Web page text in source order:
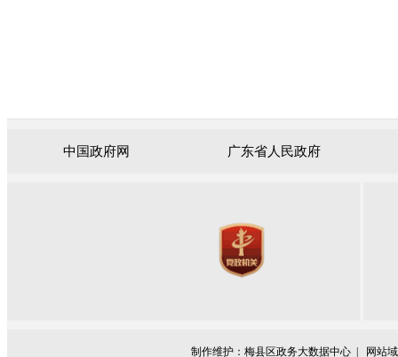
中国政府网 广东省人民政府
制作维护：梅县区政务大数据中心 | 网站